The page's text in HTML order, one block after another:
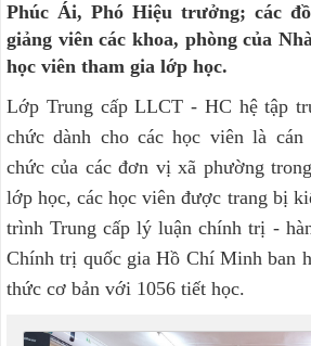
Phúc Ái, Phó Hiệu trưởng; các
giảng viên các khoa, phòng của
học viên tham gia lớp học.
Lớp Trung cấp LLCT - HC hệ tập
chức dành cho các học viên là
chức của các đơn vị xã phường
lớp học, các học viên được trang bị
trình Trung cấp lý luận chính trị -
Chính trị quốc gia Hồ Chí Minh ban
thức cơ bản với 1056 tiết học.